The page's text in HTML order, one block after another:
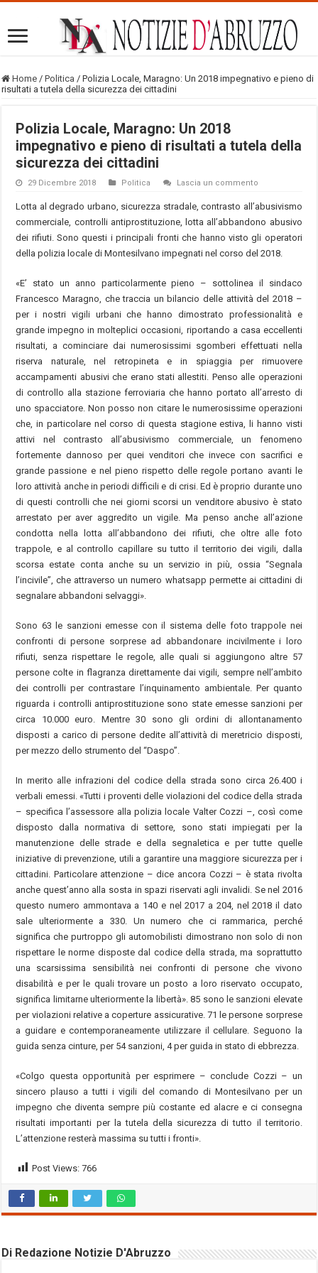
Home / Politica / Polizia Locale, Maragno: Un 2018 impegnativo e pieno di
risultati a tutela della sicurezza dei cittadini
Polizia Locale, Maragno: Un 2018
impegnativo e pieno di risultati a tutela della
sicurezza dei cittadini
29 Dicembre 2018 Politica Lascia un commento
Lotta al degrado urbano, sicurezza stradale, contrasto all’abusivismo
commerciale, controlli antiprostituzione, lotta all’abbandono abusivo
dei rifiuti. Sono questi i principali fronti che hanno visto gli operatori
della polizia locale di Montesilvano impegnati nel corso del 2018.
«E’ stato un anno particolarmente pieno – sottolinea il sindaco
Francesco Maragno, che traccia un bilancio delle attività del 2018 –
per i nostri vigili urbani che hanno dimostrato professionalità e
grande impegno in molteplici occasioni, riportando a casa eccellenti
risultati, a cominciare dai numerosissimi sgomberi effettuati nella
riserva naturale, nel retropineta e in spiaggia per rimuovere
accampamenti abusivi che erano stati allestiti. Penso alle operazioni
di controllo alla stazione ferroviaria che hanno portato all’arresto di
uno spacciatore. Non posso non citare le numerosissime operazioni
che, in particolare nel corso di questa stagione estiva, li hanno visti
attivi nel contrasto all’abusivismo commerciale, un fenomeno
fortemente dannoso per quei venditori che invece con sacrifici e
grande passione e nel pieno rispetto delle regole portano avanti le
loro attività anche in periodi difficili e di crisi. Ed è proprio durante uno
di questi controlli che nei giorni scorsi un venditore abusivo è stato
arrestato per aver aggredito un vigile. Ma penso anche all’azione
condotta nella lotta all’abbandono dei rifiuti, che oltre alle foto
trappole, e al controllo capillare su tutto il territorio dei vigili, dalla
scorsa estate conta anche su un servizio in più, ossia “Segnala
l’incivile”, che attraverso un numero whatsapp permette ai cittadini di
segnalare abbandoni selvaggi».
Sono 63 le sanzioni emesse con il sistema delle foto trappole nei
confronti di persone sorprese ad abbandonare incivilmente i loro
rifiuti, senza rispettare le regole, alle quali si aggiungono altre 57
persone colte in flagranza direttamente dai vigili, sempre nell’ambito
dei controlli per contrastare l’inquinamento ambientale. Per quanto
riguarda i controlli antiprostituzione sono state emesse sanzioni per
circa 10.000 euro. Mentre 30 sono gli ordini di allontanamento
disposti a carico di persone dedite all’attività di meretricio disposti,
per mezzo dello strumento del “Daspo”.
In merito alle infrazioni del codice della strada sono circa 26.400 i
verbali emessi. «Tutti i proventi delle violazioni del codice della strada
– specifica l’assessore alla polizia locale Valter Cozzi –, così come
disposto dalla normativa di settore, sono stati impiegati per la
manutenzione delle strade e della segnaletica e per tutte quelle
iniziative di prevenzione, utili a garantire una maggiore sicurezza per i
cittadini. Particolare attenzione – dice ancora Cozzi – è stata rivolta
anche quest’anno alla sosta in spazi riservati agli invalidi. Se nel 2016
questo numero ammontava a 140 e nel 2017 a 204, nel 2018 il dato
sale ulteriormente a 330. Un numero che ci rammarica, perché
significa che purtroppo gli automobilisti dimostrano non solo di non
rispettare le norme disposte dal codice della strada, ma soprattutto
una scarsissima sensibilità nei confronti di persone che vivono
disabilità e per le quali trovare un posto a loro riservato occupato,
significa limitarne ulteriormente la libertà». 85 sono le sanzioni elevate
per violazioni relative a coperture assicurative. 71 le persone sorprese
a guidare e contemporaneamente utilizzare il cellulare. Seguono la
guida senza cinture, per 54 sanzioni, 4 per guida in stato di ebbrezza.
«Colgo questa opportunità per esprimere – conclude Cozzi – un
sincero plauso a tutti i vigili del comando di Montesilvano per un
impegno che diventa sempre più costante ed alacre e ci consegna
risultati importanti per la tutela della sicurezza di tutto il territorio.
L’attenzione resterà massima su tutti i fronti».
Post Views: 766
Di Redazione Notizie D'Abruzzo